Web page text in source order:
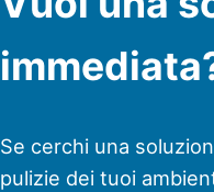
Se cerchi una
pulizie dei tuoi